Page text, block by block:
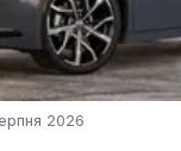
2026